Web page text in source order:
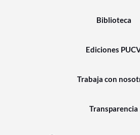
Biblioteca
Ediciones
Trabaja con
Transparencia